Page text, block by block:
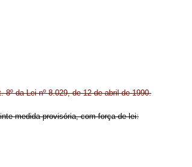
8º da Lei nº 8.029, de 12 de abril de 1990.
medida provisória, com força de lei: